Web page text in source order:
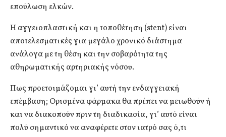
επούλωση ελκών.
Η αγγειοπλαστική και η τοποθέτηση (stent) είναι
αποτελεσματικές για μεγάλο χρονικό διάστημα
ανάλογα με τη θέση και την σοβαρότητα της
αθηρωματικής αρτηριακής νόσου.
Πως προετοιμάζομαι γι’ αυτή την ενδαγγειακή
επέμβαση; Ορισμένα φάρμακα θα πρέπει να μειωθούν ή
και να διακοπούν πριν τη διαδικασία, γι’ αυτό είναι
πολύ σημαντικό να αναφέρετε στον ιατρό σας ό,τι